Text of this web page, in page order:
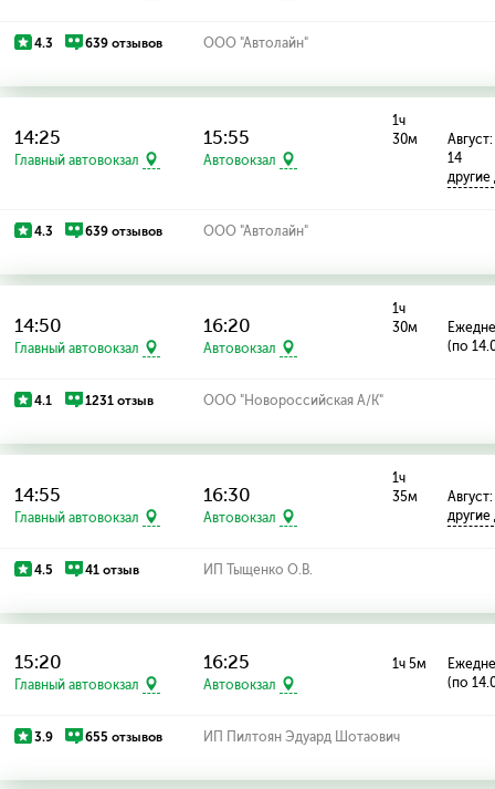
4.3 639 отзывов ООО "Автолайн"
14:25
Главный автовокзал
15:55
Автовокзал
1ч
30м
14
4.3 639 отзывов ООО "Автолайн"
14:50
Главный автовокзал
16:20
Автовокзал
1ч
30м
(по
4.1 1231 отзыв ООО "Новороссийская А/К"
14:55
Главный автовокзал
16:30
Автовокзал
1ч
35м
4.5 41 отзыв ИП Тыщенко О.В.
15:20
Главный автовокзал
16:25
Автовокзал
1ч 5м
(по
3.9 655 отзывов ИП Пилтоян Эдуард Шотаович